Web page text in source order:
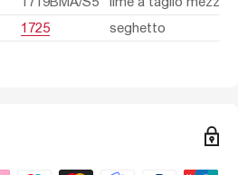
1725
seghetto